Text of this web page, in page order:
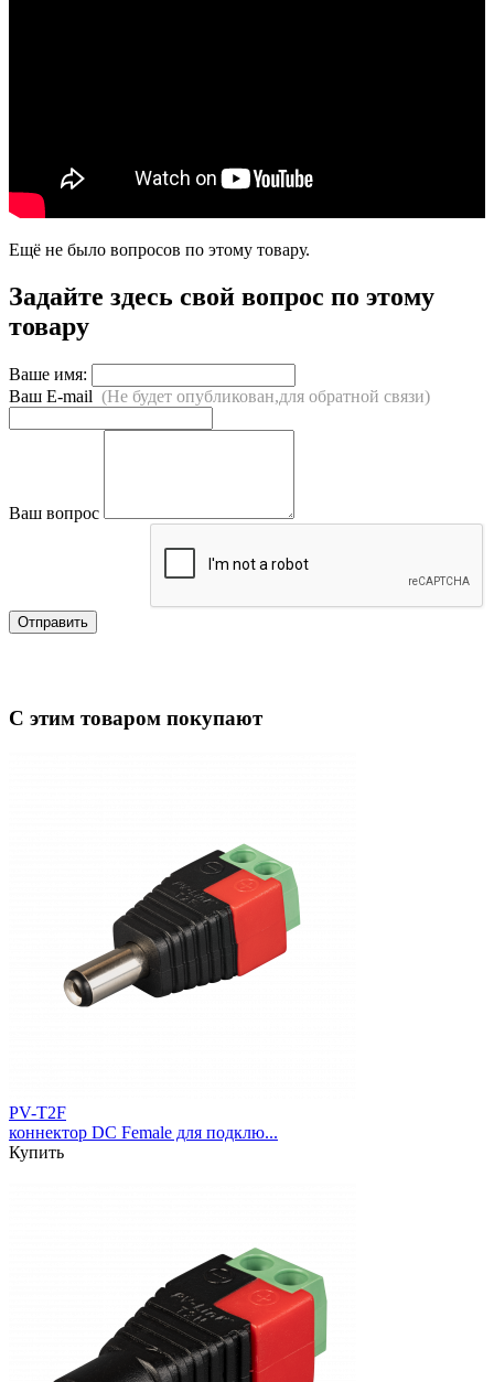
Ещё не было вопросов по этому товару.
Задайте здесь свой вопрос по этому
товару
Ваше имя:
Ваш E-mail (Не будет опубликован,для обратной связи)
Ваш вопрос
Отправить
С этим товаром покупают
PV-T2F
коннектор DC Female для подклю...
Купить